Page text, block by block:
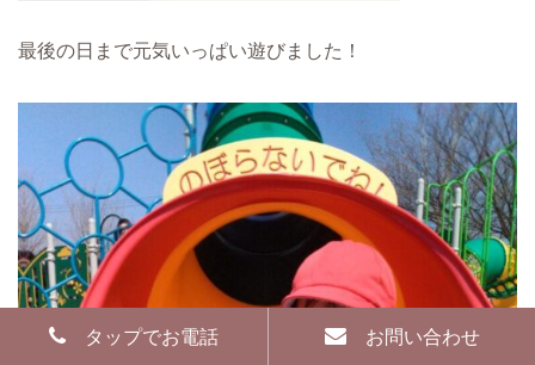
最後の日まで元気いっぱい遊びました！
タップでお電話 お問い合わせ